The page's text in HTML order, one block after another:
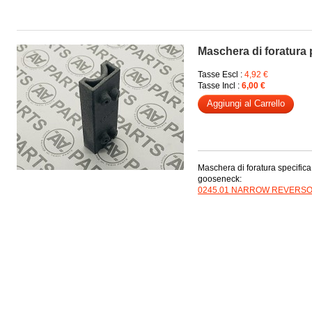
Maschera di foratura
Tasse Escl : 4,92 €
Tasse Incl : 6,00 €
Aggiungi al Carrello
Maschera di foratura
gooseneck:
0245.01 NARROW REVERSO